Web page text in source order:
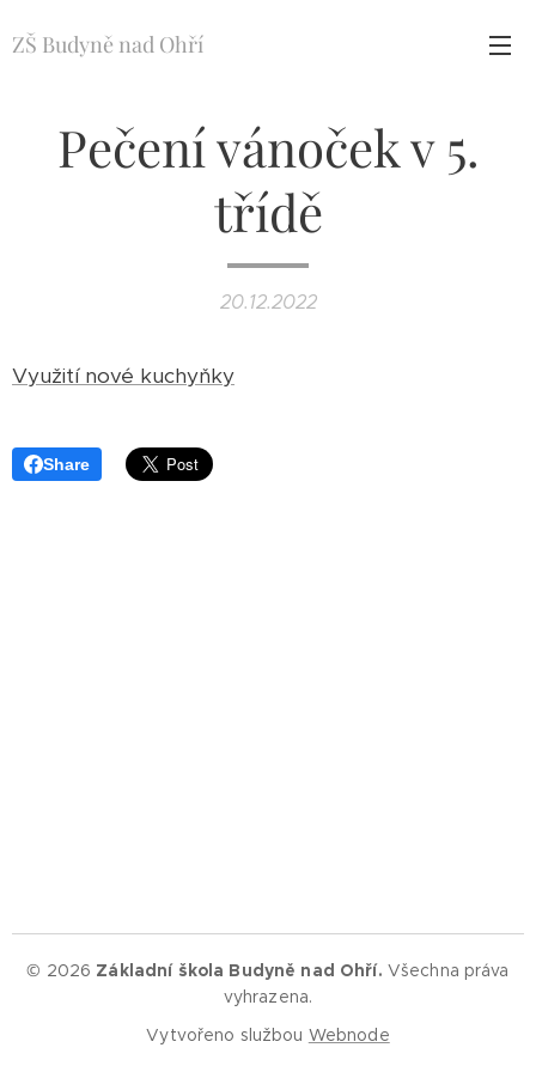
ZŠ Budyně nad Ohří
Pečení vánoček v 5.
třídě
20.12.2022
Využití nové kuchyňky
Share
© 2026 Základní škola Budyně nad Ohří. Všechna práva
vyhrazena.
Vytvořeno službou Webnode